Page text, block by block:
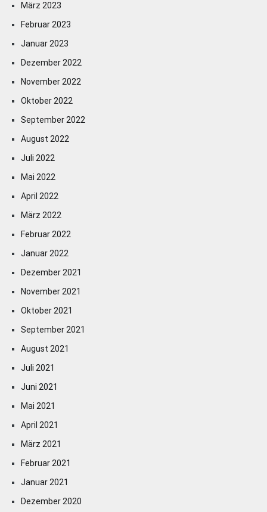
März 2023
Februar 2023
Januar 2023
Dezember 2022
November 2022
Oktober 2022
September 2022
August 2022
Juli 2022
Mai 2022
April 2022
März 2022
Februar 2022
Januar 2022
Dezember 2021
November 2021
Oktober 2021
September 2021
August 2021
Juli 2021
Juni 2021
Mai 2021
April 2021
März 2021
Februar 2021
Januar 2021
Dezember 2020